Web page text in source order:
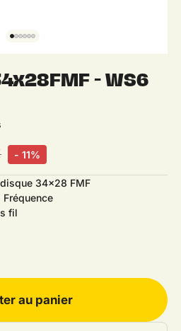
- WS6
Prix habituel
Prix soldé
- 11%
34x28 FMF
Fréquence
fil
au panier